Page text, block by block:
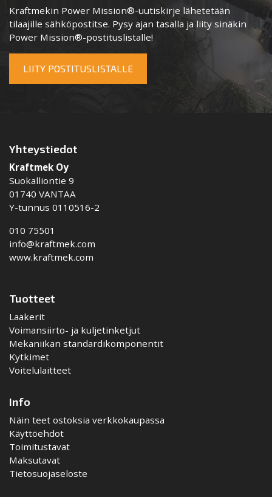
Kraftmekin Power Mission®-uutiskirje lähetetään
tilaajille sähköpostitse. Pysy ajan tasalla ja liity sinäkin
Power Mission®-postituslistalle!
LIITY POSTITUSLISTALLE
Yhteystiedot
Kraftmek Oy
Suokalliontie 9
01740 VANTAA
Y-tunnus 0110516-2
010 75501
info@kraftmek.com
www.kraftmek.com
Tuotteet
Laakerit
Voimansiirto- ja kuljetinketjut
Mekaniikan standardikomponentit
Kytkimet
Voitelulaitteet
Info
Näin teet ostoksia verkkokaupassa
Käyttöehdot
Toimitustavat
Maksutavat
Tietosuojaseloste